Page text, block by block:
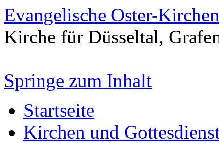
Evangelische Oster-
Kirche für Düsseltal,
Springe zum Inhalt
Startseite
Kirchen und